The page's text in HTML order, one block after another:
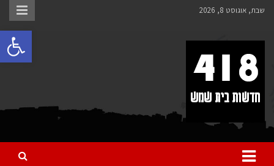
לתוכן
שבת, אוגוסט 8, 2026
418 – חדשות בית שמש
כל מה שחדש ומעניין בבית שמש בכלל והחרדית בפרט